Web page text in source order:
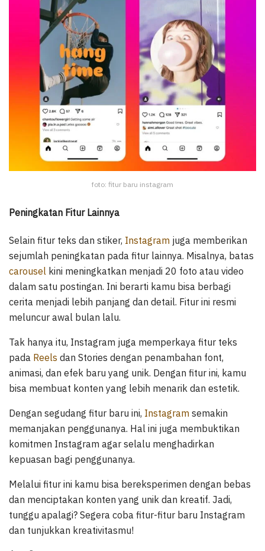
foto: fitur baru instagram
Peningkatan Fitur Lainnya
Selain fitur teks dan stiker, Instagram juga memberikan
sejumlah peningkatan pada fitur lainnya. Misalnya, batas
carousel kini meningkatkan menjadi 20 foto atau video
dalam satu postingan. Ini berarti kamu bisa berbagi
cerita menjadi lebih panjang dan detail. Fitur ini resmi
meluncur awal bulan lalu.
Tak hanya itu, Instagram juga memperkaya fitur teks
pada Reels dan Stories dengan penambahan font,
animasi, dan efek baru yang unik. Dengan fitur ini, kamu
bisa membuat konten yang lebih menarik dan estetik.
Dengan segudang fitur baru ini, Instagram semakin
memanjakan penggunanya. Hal ini juga membuktikan
komitmen Instagram agar selalu menghadirkan
kepuasan bagi penggunanya.
Melalui fitur ini kamu bisa bereksperimen dengan bebas
dan menciptakan konten yang unik dan kreatif. Jadi,
tunggu apalagi? Segera coba fitur-fitur baru Instagram
dan tunjukkan kreativitasmu!